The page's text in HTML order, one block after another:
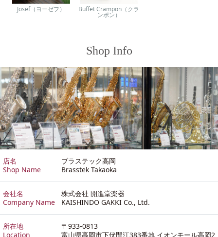
Josef（ヨーゼフ） Buffet Crampon（クラ
ンポン）
Shop Info
店名
Shop Name
ブラステック高岡
Brasstek Takaoka
会社名
Company Name
株式会社 開進堂楽器
KAISHINDO GAKKI Co., Ltd.
所在地
Location
〒933-0813
富山県高岡市下伏間江383番地 イオンモール高岡2